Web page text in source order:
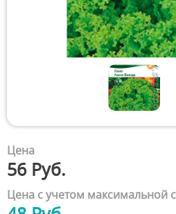
Цена
56 Руб.
Цена с учетом максимальной